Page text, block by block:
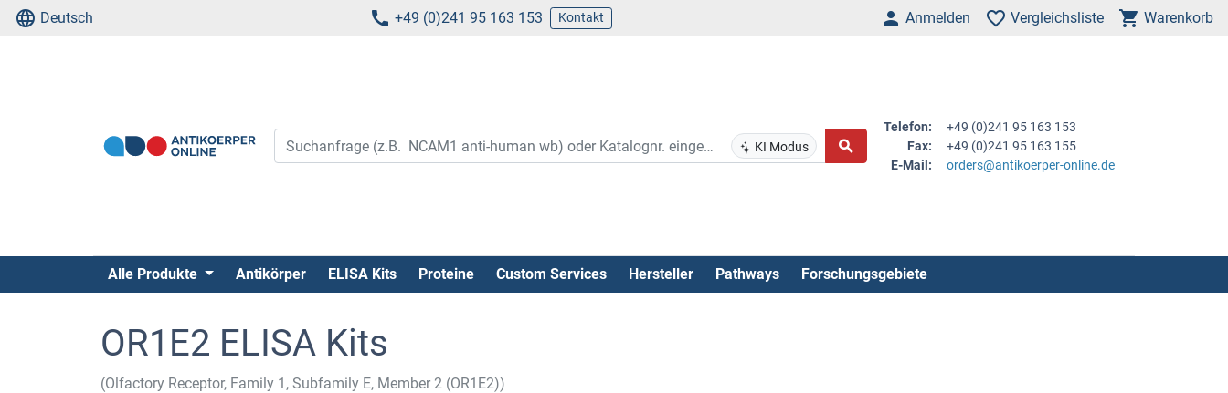
Deutsch +49 (0)241 95 163 153 Kontakt Anmelden Vergleichsliste Warenkorb
KI Modus
Telefon:
+49 (0)241 95 163 153
Fax:
+49 (0)241 95 163 155
E-Mail:
orders@antikoerper-online.de
Alle Produkte Antikörper ELISA Kits Proteine Custom Services Hersteller Pathways Forschungsgebiete
OR1E2 ELISA Kits
(Olfactory Receptor, Family 1, Subfamily E, Member 2 (OR1E2))